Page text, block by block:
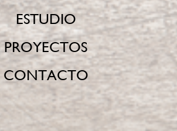
ESTUDIO
PROYECTOS
CONTACTO